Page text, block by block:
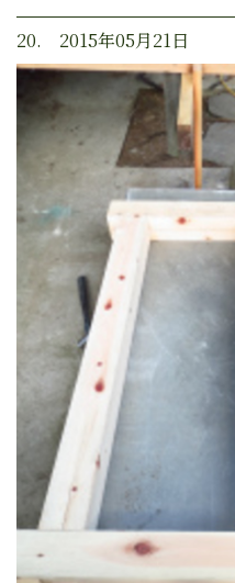
20. 2015年05月21日